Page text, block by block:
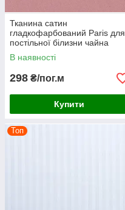
Тканина сатин
гладкофарбований Paris для
постільної білизни чайна
троянда
В наявності
298 ₴/пог.м
Купити
Топ